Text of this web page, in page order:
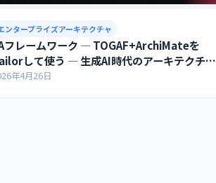
ンタープライズアーキテクチャ
フレームワーク ― TOGAF+ArchiMateを
して使う ― 生成AI時代のアーキテクチャ
門
年4月26日